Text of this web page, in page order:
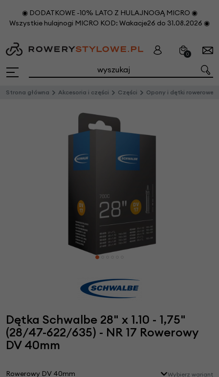
◉ DODATKOWE -10% LATO Z HULAJNOGĄ MICRO ◉
Wszystkie hulajnogi MICRO KOD: Wakacje26 do 31.08.2026 ◉
0
Strona główna Akcesoria i części Części Opony i dętki rowerowe
Dętka Schwalbe 28" x 1.10 - 1,75"
(28/47-622/635) - NR 17 Rowerowy
DV 40mm
Rowerowy DV 40mm Wybierz wariant